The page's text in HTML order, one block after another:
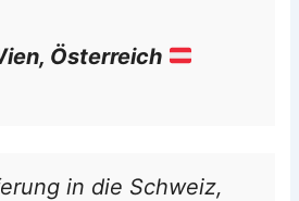
Österreich
in die Schweiz,